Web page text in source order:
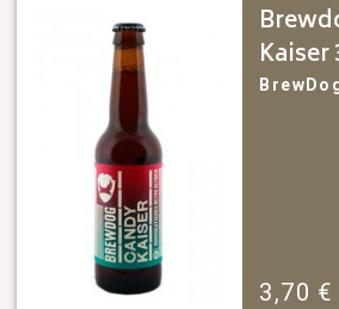
Kaiser
3,70 €